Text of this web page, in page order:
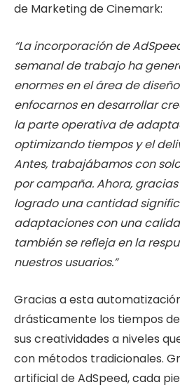
de Marketing de Cinemark:
“La incorporación de
semanal de trabajo ha
enormes en el área de
enfocarnos en desarrollar
la parte operativa de
optimizando tiempos y el
Antes, trabajábamos con
por campaña. Ahora,
logrado una cantidad
adaptaciones con una
también se refleja en la
nuestros usuarios.”
Gracias a esta
drásticamente los tiempos
sus creatividades a niveles
con métodos tradicionales.
artificial de AdSpeed, cada